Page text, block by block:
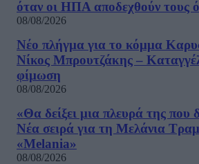
όταν οι ΗΠΑ αποδεχθούν τους
08/08/2026
Νέο πλήγμα για το κόμμα
Νίκος Μπρουτζάκης –
φίμωση
08/08/2026
«Θα δείξει μια πλευρά της που
Νέα σειρά για τη Μελάνια
«Melania»
08/08/2026